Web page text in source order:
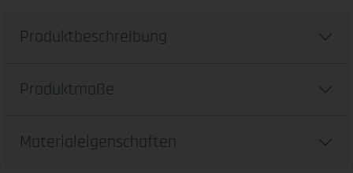
Produktbeschreibung
Produktmaße
Materialeigenschaften